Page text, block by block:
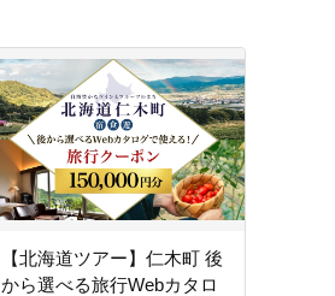
【北海道ツアー】仁木町 後
から選べる旅行Webカタロ